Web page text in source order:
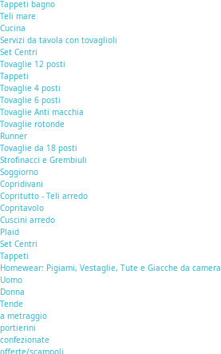
Tappeti bagno
Teli mare
Cucina
Servizi da tavola con tovaglioli
Set Centri
Tovaglie 12 posti
Tappeti
Tovaglie 4 posti
Tovaglie 6 posti
Tovaglie Anti macchia
Tovaglie rotonde
Runner
Tovaglie da 18 posti
Strofinacci e Grembiuli
Soggiorno
Copridivani
Copritutto - Teli arredo
Copritavolo
Cuscini arredo
Plaid
Set Centri
Tappeti
Homewear: Pigiami, Vestaglie, Tute e Giacche da camera
Uomo
Donna
Tende
a metraggio
portierini
confezionate
offerte/scampoli